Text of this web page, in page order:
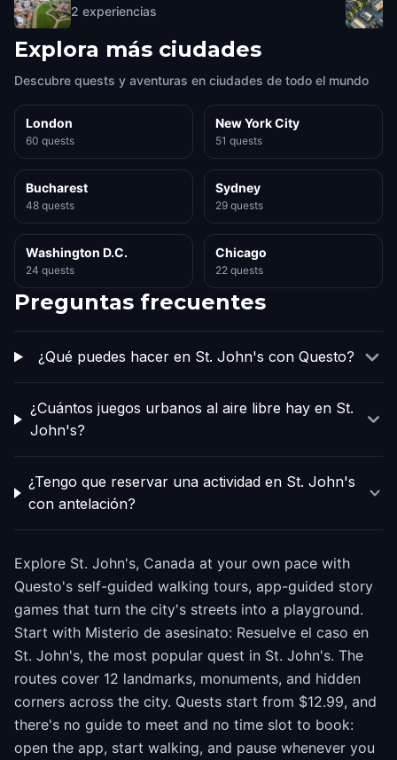
2 experiencias
Explora más ciudades
Descubre quests y aventuras en ciudades de todo el mundo
London
60 quests
New York City
51 quests
Bucharest
48 quests
Sydney
29 quests
Washington D.C.
24 quests
Chicago
22 quests
Preguntas frecuentes
¿Qué puedes hacer en St. John's con Questo?
¿Cuántos juegos urbanos al aire libre hay en St.
John's?
¿Tengo que reservar una actividad en St. John's
con antelación?
Explore St. John's, Canada at your own pace with
Questo's self-guided walking tours, app-guided story
games that turn the city's streets into a playground.
Start with Misterio de asesinato: Resuelve el caso en
St. John's, the most popular quest in St. John's. The
routes cover 12 landmarks, monuments, and hidden
corners across the city. Quests start from $12.99, and
there's no guide to meet and no time slot to book:
open the app, start walking, and pause whenever you